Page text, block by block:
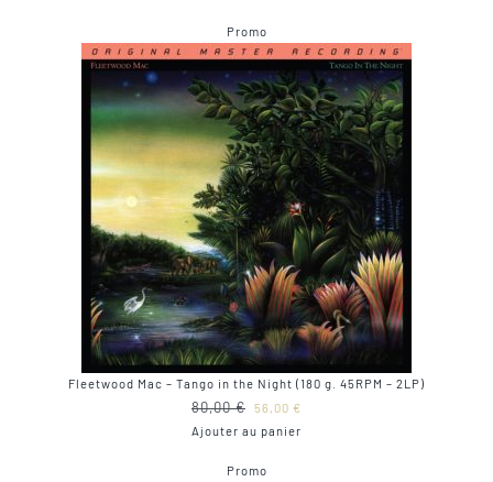
était :
40,00 €.29,00 €.
PromoProduit
en
promotion
Fleetwood Mac – Tango in the Night (180 g. 45RPM – 2LP)
80,00€
Le
prix
était :
56,00 €
Ajouter au panier
PromoProduit